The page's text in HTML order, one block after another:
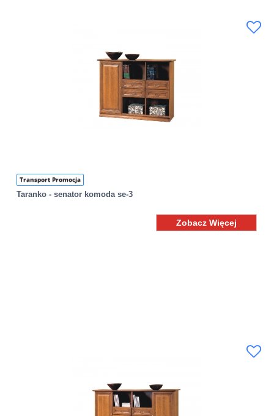
Transport Promocja
Taranko - senator komoda se-3
Zobacz Więcej